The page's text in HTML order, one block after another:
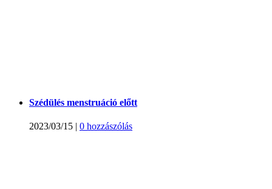
Szédülés menstruáció előtt
2023/03/15 | 0 hozzászólás